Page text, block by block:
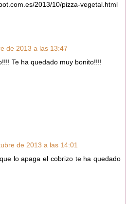
2013/10/pizza-vegetal.html
de 2013 a las 13:47
Te ha quedado muy bonito!!!!
de 2013 a las 14:01
lo apaga el cobrizo te ha quedado